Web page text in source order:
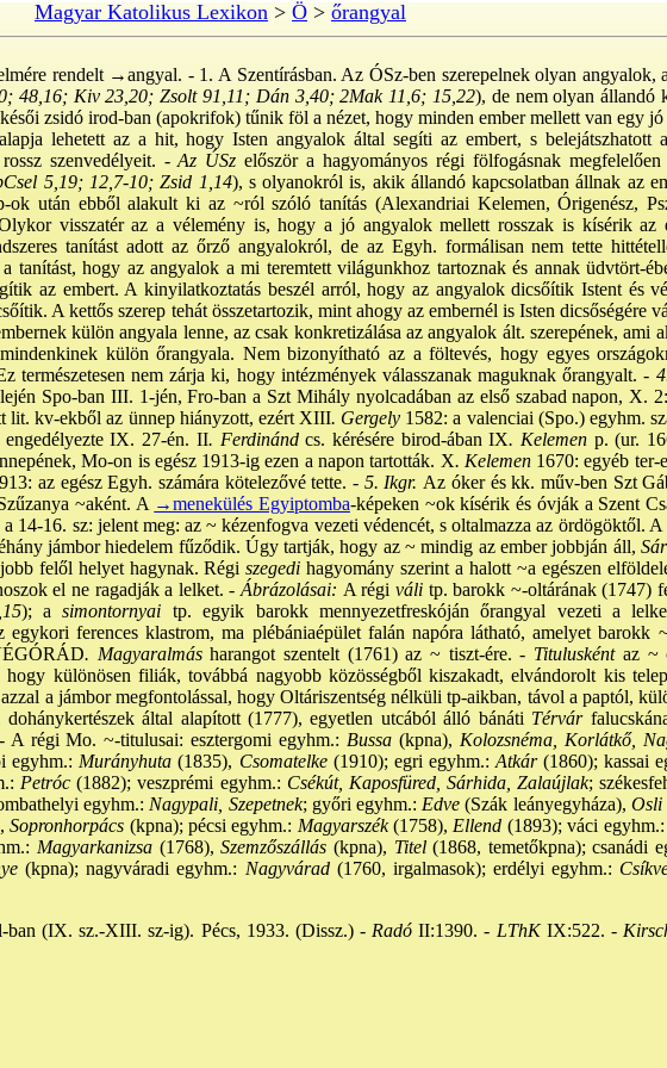
Magyar Katolikus Lexikon> Ö> őrangyal
rendelt →angyal. - 1. A Szentírásban. Az ÓSz-ben szerepelnek olyan angyalok,
48,16; Kiv 23,20; Zsolt 91,11; Dán 3,40; 2Mak 11,6; 15,22), de nem olyan állandó
zsidó irod-ban (apokrifok) tűnik föl a nézet, hogy minden ember mellett van egy jó
lehetett az a hit, hogy Isten angyalok által segíti az embert, s belejátszhatott
szenvedélyeit. -Az ÚSz először a hagyományos régi fölfogásnak megfelelően
5,19; 12,7-10; Zsid 1,14), s olyanokról is, akik állandó kapcsolatban állnak az
ok után ebből alakult ki az ~ról szóló tanítás (Alexandriai Kelemen, Órigenész,
visszatér az a vélemény is, hogy a jó angyalok mellett rosszak is kísérik az
tanítást adott az őrző angyalokról, de az Egyh. formálisan nem tette
tanítást, hogy az angyalok a mi teremtett világunkhoz tartoznak és annak üdvtört-
az embert. A kinyilatkoztatás beszél arról, hogy az angyalok dicsőítik Istent és
A kettős szerep tehát összetartozik, mint ahogy az embernél is Isten dicsőségére
külön angyala lenne, az csak konkretizálása az angyalok ált. szerepének, ami
külön őrangyala. Nem bizonyítható az a föltevés, hogy egyes
természetesen nem zárja ki, hogy intézmények válasszanak maguknak őrangyalt. -
Spo-ban III. 1-jén, Fro-ban a Szt Mihály nyolcadában az első szabad napon, X.
lit. kv-ekből az ünnep hiányzott, ezért XIII. Gergely 1582: a valenciai (Spo.) egyhm.
IX. 27-én. II. Ferdinándcs. kérésére birod-ában IX. Kelemenp. (ur.
Mo-on is egész 1913-ig ezen a napon tartották. X. Kelemen1670: egyéb ter-
az egész Egyh. számára kötelezővé tette. - 5. Ikgr. Az óker és kk. műv-ben Szt
~aként. A →menekülés Egyiptomba-képeken ~ok kísérik és óvják a Szent
14-16. sz: jelent meg: az ~ kézenfogva vezeti védencét, s oltalmazza az ördögöktől. A
jámbor hiedelem fűződik. Úgy tartják, hogy az ~ mindig az ember jobbján áll,
felől helyet hagynak. Régi szegedi hagyomány szerint a halott ~a egészen
el ne ragadják a lelket. - Ábrázolásai: A régi válitp. barokk ~-oltárának (1747)
); a simontornyai tp. egyik barokk mennyezetfreskóján őrangyal vezeti a
egykori ferences klastrom, ma plébániaépület falán napóra látható, amelyet barokk
. Magyaralmásharangot szentelt (1761) az ~ tiszt-ére. - Titulusként az ~
különösen filiák, továbbá nagyobb közösségből kiszakadt, elvándorolt kis
a jámbor megfontolással, hogy Oltáriszentség nélküli tp-aikban, távol a paptól,
által alapított (1777), egyetlen utcából álló bánáti Térvár
A régi Mo. ~-titulusai: esztergomi egyhm.: Bussa (kpna), Kolozsnéma, Korlátkő,
egyhm.: Murányhuta (1835), Csomatelke(1910); egri egyhm.: Atkár(1860); kassai
Petróc (1882); veszprémi egyhm.: Csékút, Kaposfüred, Sárhida, Zalaújlak;
egyhm.: Nagypali, Szepetnek; győri egyhm.: Edve (Szák leányegyháza), Osli
Sopronhorpács (kpna); pécsi egyhm.: Magyarszék(1758), Ellend (1893); váci egyhm.:
Magyarkanizsa (1768), Szemzőszállás (kpna), Titel(1868, temetőkpna); csanádi
(kpna); nagyváradi egyhm.: Nagyvárad(1760, irgalmasok); erdélyi egyhm.:
(IX. sz.-XIII. sz-ig). Pécs, 1933. (Dissz.) - Radó II:1390. - LThKIX:522. -